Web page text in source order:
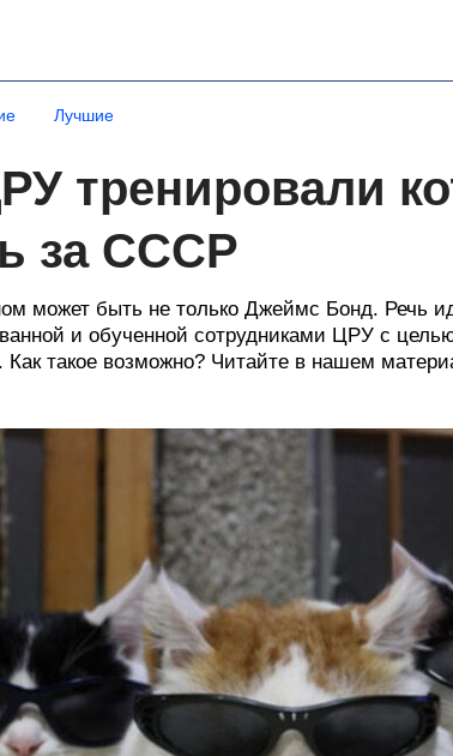
Лучшие
тренировали
за СССР
может быть не только Джеймс Бонд. Речь
и обученной сотрудниками ЦРУ с
такое возможно? Читайте в нашем